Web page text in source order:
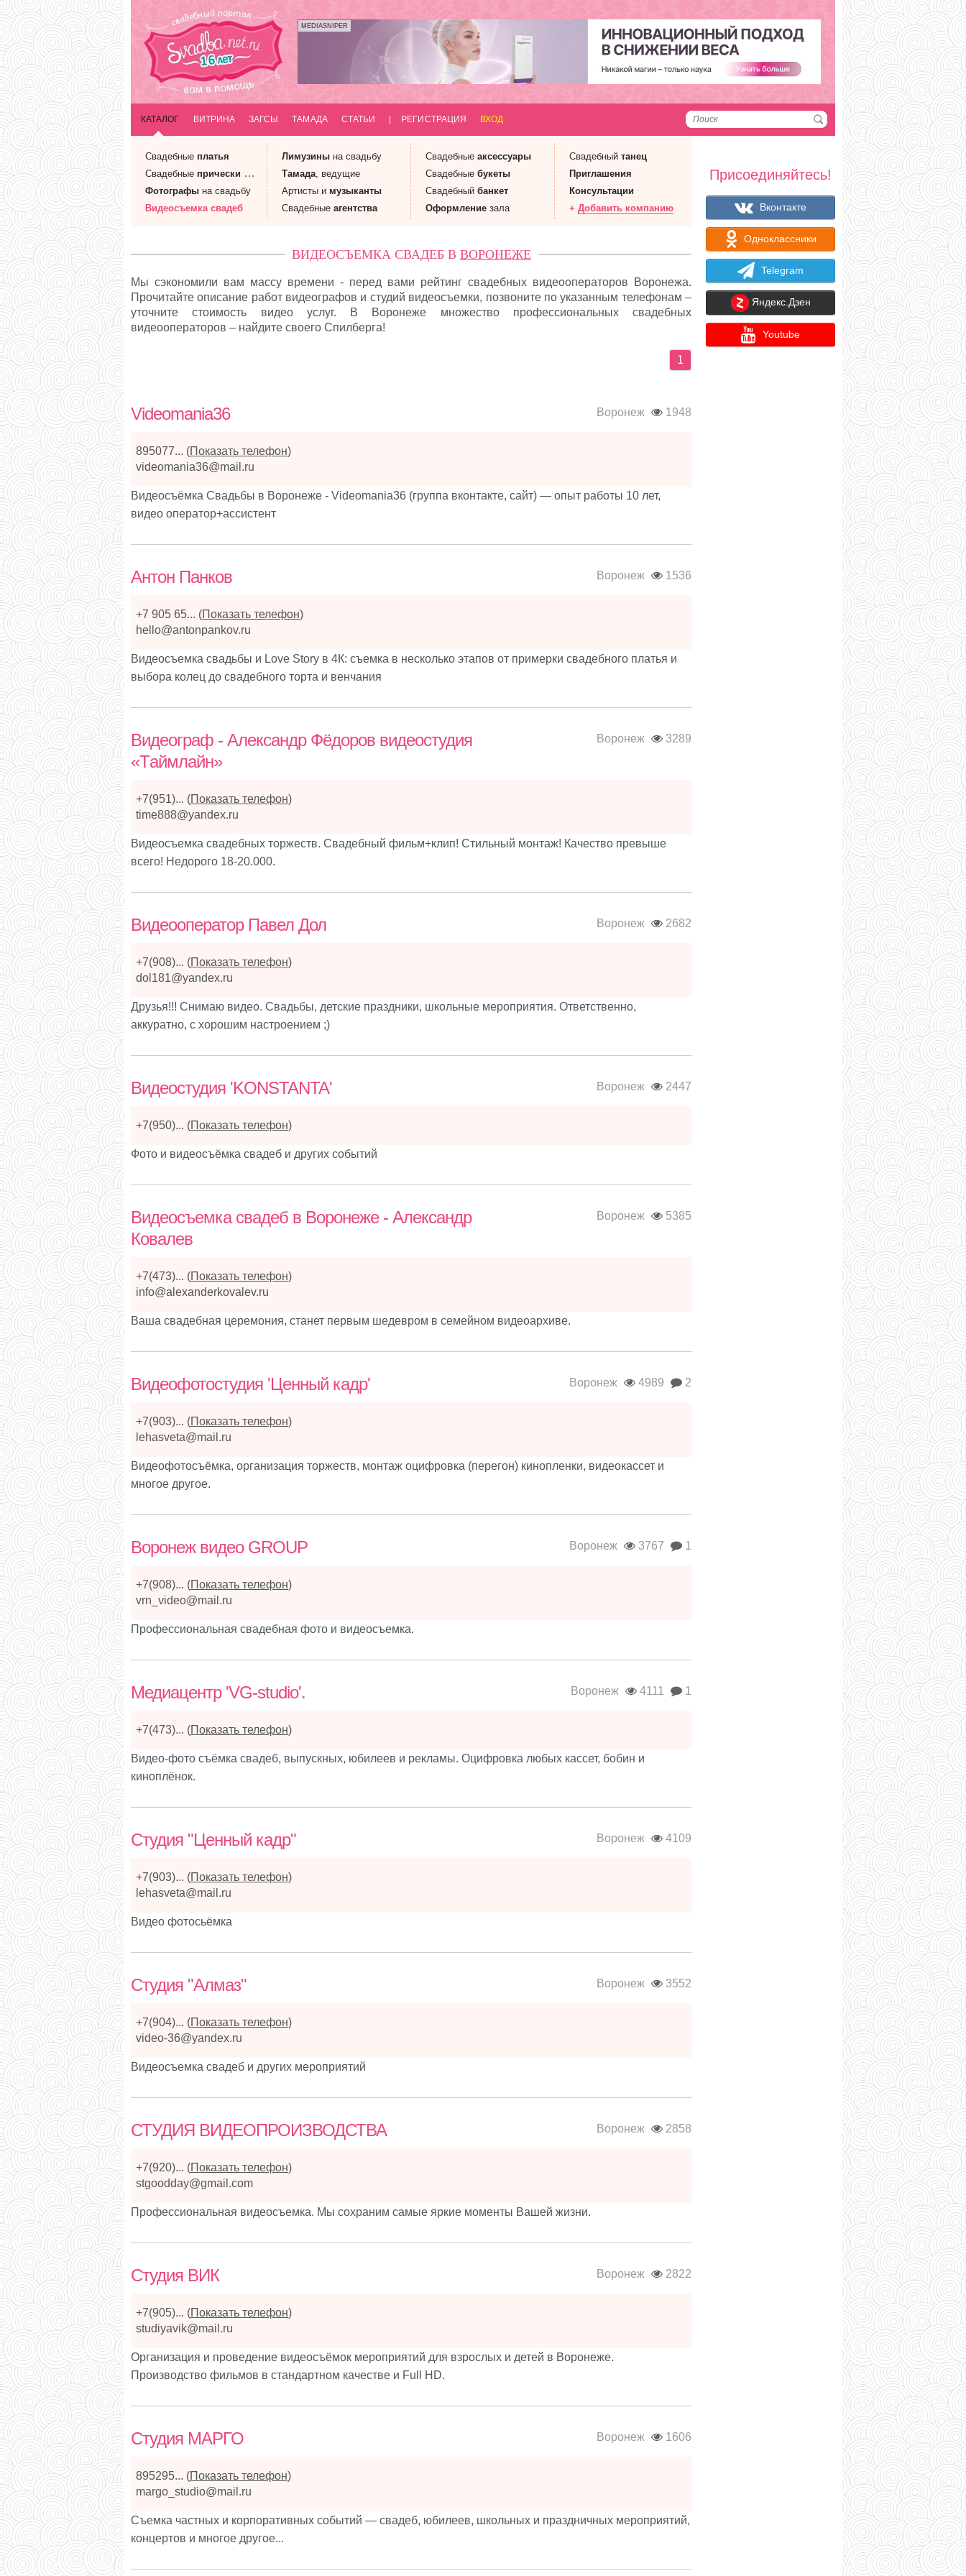
MEDIASNIPER
КАТАЛОГ ВИТРИНА ЗАГСЫ ТАМАДА СТАТЬИ РЕГИСТРАЦИЯ ВХОД
Свадебные платья
Свадебные прически
Фотографы на свадьбу
Видеосъемкасвадеб
Лимузины на свадьбу
Тамада, ведущие
Артисты и музыканты
Свадебные агентства
Свадебные аксессуары
Свадебные букеты
Свадебный банкет
Оформление зала
Свадебный танец
Приглашения
Консультации
+ Добавить компанию
ВИДЕОСЪЕМКА СВАДЕБ В ВОРОНЕЖЕ
Мы сэкономили вам массу времени - перед вами рейтинг свадебных видеооператоров Воронежа.
Прочитайте описание работ видеографов и студий видеосъемки, позвоните по указанным телефонам –
уточните стоимость видео услуг. В Воронеже множество профессиональных свадебных
видеооператоров – найдите своего Спилберга!
1
Воронеж 1948
Videomania36
895077... (Показать телефон)
videomania36@mail.ru
Видеосъёмка Свадьбы в Воронеже - Videomania36 (группа вконтакте, сайт) — опыт работы 10 лет,
видео оператор+ассистент
Воронеж 1536
Антон Панков
+7 905 65... (Показать телефон)
hello@antonpankov.ru
Видеосъемка свадьбы и Love Story в 4К: съемка в несколько этапов от примерки свадебного платья и
выбора колец до свадебного торта и венчания
Воронеж 3289
Видеограф - Александр Фёдоров видеостудия
«Tаймлайн»
+7(951)... (Показать телефон)
time888@yandex.ru
Видеосъемка свадебных торжеств. Свадебный фильм+клип! Стильный монтаж! Качество превыше
всего! Недорого 18-20.000.
Воронеж 2682
Видеооператор Павел Дол
+7(908)... (Показать телефон)
dol181@yandex.ru
Друзья!!! Снимаю видео. Свадьбы, детские праздники, школьные мероприятия. Ответственно,
аккуратно, с хорошим настроением ;)
Воронеж 2447
Видеостудия 'KONSTANTA'
+7(950)... (Показать телефон)
Фото и видеосъёмка свадеб и других событий
Воронеж 5385
Видеосъемка свадеб в Воронеже - Александр
Ковалев
+7(473)... (Показать телефон)
info@alexanderkovalev.ru
Ваша свадебная церемония, станет первым шедевром в семейном видеоархиве.
Воронеж 4989 2
Видеофотостудия 'Ценный кадр'
+7(903)... (Показать телефон)
lehasveta@mail.ru
Видеофотосъёмка, организация торжеств, монтаж оцифровка (перегон) кинопленки, видеокассет и
многое другое.
Воронеж 3767 1
Воронеж видео GROUP
+7(908)... (Показать телефон)
vrn_video@mail.ru
Профессиональная свадебная фото и видеосъемка.
Воронеж 4111 1
Медиацентр 'VG-studio'.
+7(473)... (Показать телефон)
Видео-фото съёмка свадеб, выпускных, юбилеев и рекламы. Оцифровка любых кассет, бобин и
киноплёнок.
Воронеж 4109
Студия "Ценный кадр"
+7(903)... (Показать телефон)
lehasveta@mail.ru
Видео фотосьёмка
Воронеж 3552
Студия "Алмаз"
+7(904)... (Показать телефон)
video-36@yandex.ru
Видеосъемка свадеб и других мероприятий
Воронеж 2858
СТУДИЯ ВИДЕОПРОИЗВОДСТВА
+7(920)... (Показать телефон)
stgoodday@gmail.com
Профессиональная видеосъемка. Мы сохраним самые яркие моменты Вашей жизни.
Воронеж 2822
Студия ВИК
+7(905)... (Показать телефон)
studiyavik@mail.ru
Организация и проведение видеосъёмок мероприятий для взрослых и детей в Воронеже.
Производство фильмов в стандартном качестве и Full HD.
Воронеж 1606
Студия МАРГО
895295... (Показать телефон)
margo_studio@mail.ru
Cъемка частных и корпоративных событий — свадеб, юбилеев, школьных и праздничных мероприятий,
концертов и многое другое...
Присоединяйтесь!
Вконтакте
Одноклассники
Telegram
Яндекс.Дзен
Youtube